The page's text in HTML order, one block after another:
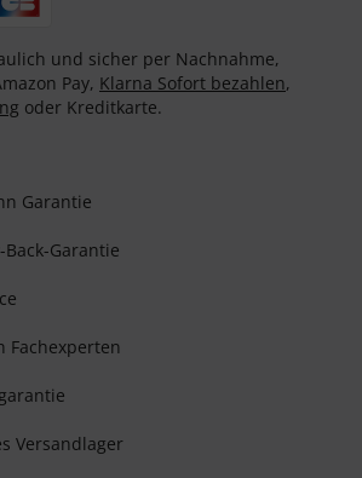
und sicher per Nachnahme,
Pay, Klarna Sofort bezahlen,
oder Kreditkarte.
Garantie
Back-Garantie
Fachexperten
Versandlager